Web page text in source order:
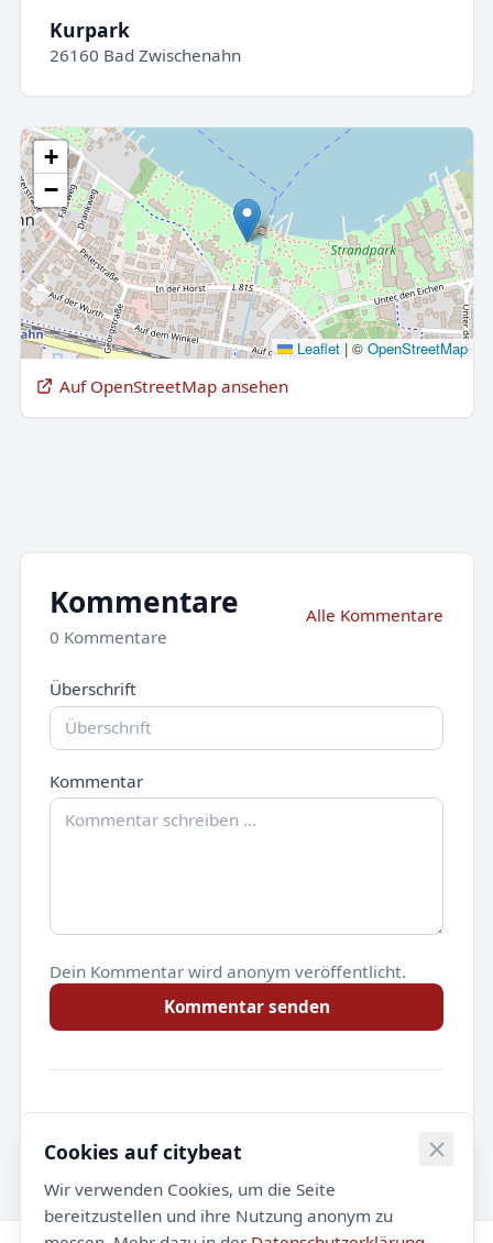
Kurpark
26160 Bad Zwischenahn
+
−
Leaflet |© OpenStreetMap
Auf OpenStreetMap ansehen
Kommentare
0 Kommentare
Alle Kommentare
Überschrift
Kommentar
Dein Kommentar wird anonym veröffentlicht.
Kommentar senden
Noch keine Kommentare.
Cookies auf citybeat
Wir verwenden Cookies, um die Seite
bereitzustellen und ihre Nutzung anonym zu